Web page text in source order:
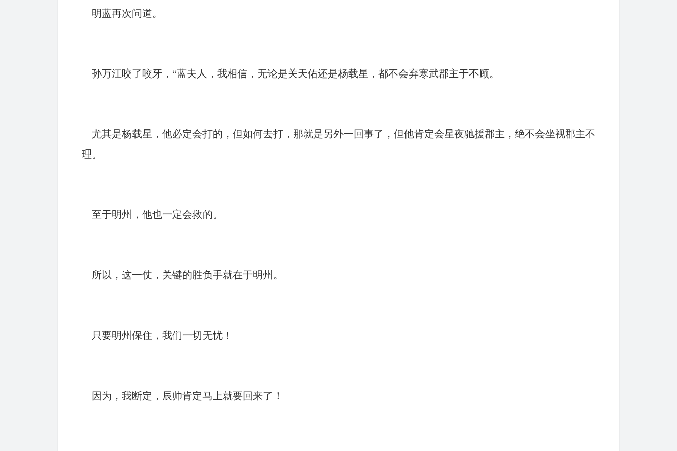
明蓝再次问道。
孙万江咬了咬牙，“蓝夫人，我相信，无论是关天佑还是杨载星，都不会弃寒武郡主于不顾。
尤其是杨载星，他必定会打的，但如何去打，那就是另外一回事了，但他肯定会星夜驰援郡主，绝不会坐视郡主不
理。
至于明州，他也一定会救的。
所以，这一仗，关键的胜负手就在于明州。
只要明州保住，我们一切无忧！
因为，我断定，辰帅肯定马上就要回来了！